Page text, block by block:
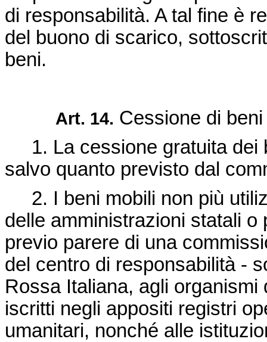
di responsabilità. A tal fine è
del buono di scarico,
beni.
Art. 14. Cessione di beni
1. La cessione gratuita dei
salvo quanto previsto dal
2. I beni mobili non più
delle amministrazioni statali
previo parere di una
del centro di responsabilità -
Rossa Italiana, agli
iscritti negli appositi registri
umanitari, nonché alle